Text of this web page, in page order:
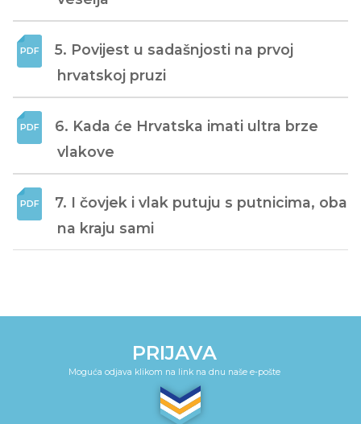
5. Povijest u sadašnjosti na prvoj
hrvatskoj pruzi
6. Kada će Hrvatska imati ultra brze
vlakove
7. I čovjek i vlak putuju s putnicima, oba
na kraju sami
PRIJAVA
Moguća odjava klikom na link na dnu naše e-pošte